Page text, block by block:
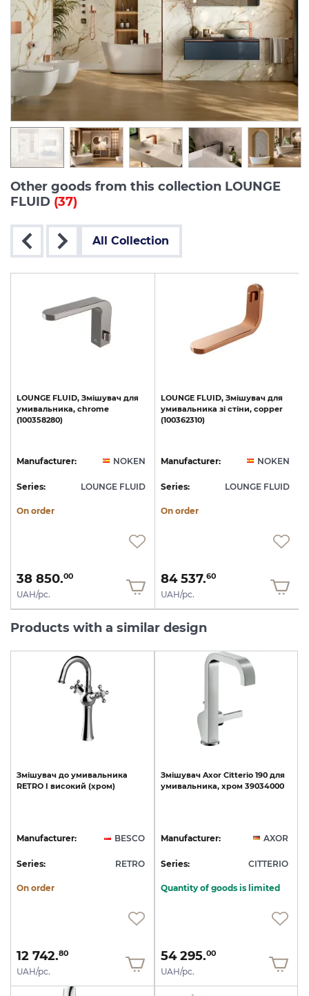
Other goods from this collection LOUNGE
FLUID (37)
All Collection
LOUNGE FLUID, Змішувач для
умивальника, chrome
(100358280)
Manufacturer: NOKEN
Series: LOUNGE FLUID
On order
38 850.00
UAH/pc.
LOUNGE FLUID, Змішувач для
умивальника зі стіни, copper
(100362310)
Manufacturer: NOKEN
Series: LOUNGE FLUID
On order
84 537.60
UAH/pc.
Products with a similar design
Змішувач до умивальника
RETRO I високий (хром)
Manufacturer: BESCO
Series: RETRO
On order
12 742.80
UAH/pc.
Змішувач Axor Citterio 190 для
умивальника, хром 39034000
Manufacturer: AXOR
Series: CITTERIO
Quantity of goods is limited
54 295.00
UAH/pc.